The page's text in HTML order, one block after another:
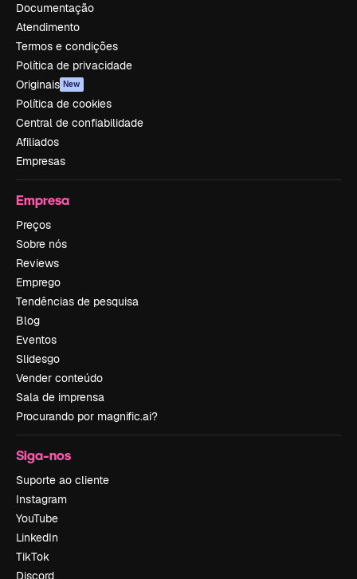
Documentação
Atendimento
Termos e condições
Política de privacidade
Originais New
Política de cookies
Central de confiabilidade
Afiliados
Empresas
Empresa
Preços
Sobre nós
Reviews
Emprego
Tendências de pesquisa
Blog
Eventos
Slidesgo
Vender conteúdo
Sala de imprensa
Procurando por magnific.ai?
Siga-nos
Suporte ao cliente
Instagram
YouTube
LinkedIn
TikTok
Discord